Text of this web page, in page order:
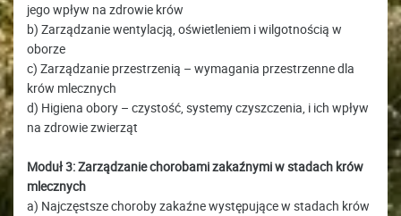
jego wpływ na zdrowie krów
b) Zarządzanie wentylacją, oświetleniem i wilgotnością w
oborze
c) Zarządzanie przestrzenią – wymagania przestrzenne dla
krów mlecznych
d) Higiena obory – czystość, systemy czyszczenia, i ich wpływ
na zdrowie zwierząt
Moduł 3: Zarządzanie chorobami zakaźnymi w stadach krów
mlecznych
a) Najczęstsze choroby zakaźne występujące w stadach krów